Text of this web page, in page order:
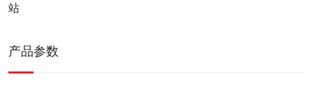
站
产品参数